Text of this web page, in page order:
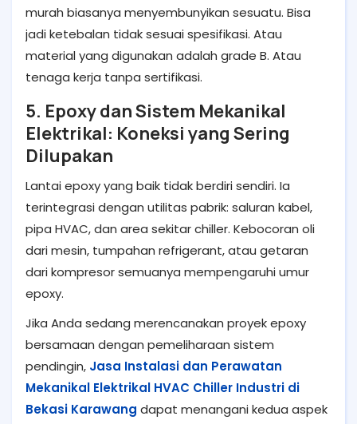
murah biasanya menyembunyikan sesuatu. Bisa
jadi ketebalan tidak sesuai spesifikasi. Atau
material yang digunakan adalah grade B. Atau
tenaga kerja tanpa sertifikasi.
5. Epoxy dan Sistem Mekanikal
Elektrikal: Koneksi yang Sering
Dilupakan
Lantai epoxy yang baik tidak berdiri sendiri. Ia
terintegrasi dengan utilitas pabrik: saluran kabel,
pipa HVAC, dan area sekitar chiller. Kebocoran oli
dari mesin, tumpahan refrigerant, atau getaran
dari kompresor semuanya mempengaruhi umur
epoxy.
Jika Anda sedang merencanakan proyek epoxy
bersamaan dengan pemeliharaan sistem
pendingin, Jasa Instalasi dan Perawatan
Mekanikal Elektrikal HVAC Chiller Industri di
Bekasi Karawang dapat menangani kedua aspek